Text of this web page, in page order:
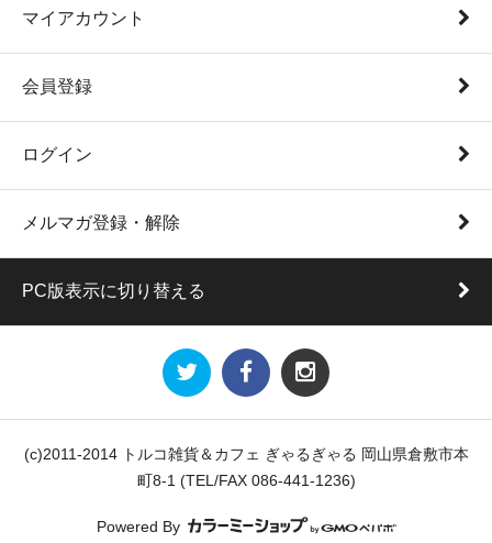
マイアカウント
会員登録
ログイン
メルマガ登録・解除
PC版表示に切り替える
(c)2011-2014 トルコ雑貨＆カフェ ぎゃるぎゃる 岡山県倉敷市本
町8-1 (TEL/FAX 086-441-1236)
Powered By